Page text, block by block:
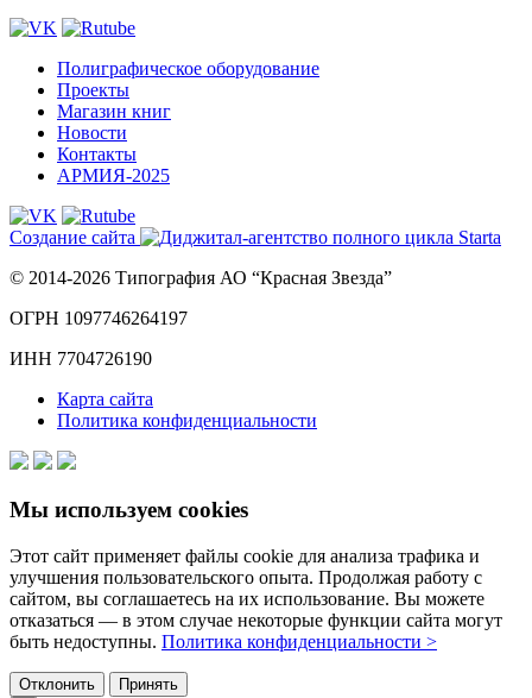
Полиграфическое оборудование
Проекты
Магазин книг
Новости
Контакты
АРМИЯ-2025
Создание сайта
© 2014-2026 Типография АО “Красная Звезда”
ОГРН 1097746264197
ИНН 7704726190
Карта сайта
Политика конфиденциальности
Мы используем cookies
Этот сайт применяет файлы cookie для анализа трафика и
улучшения пользовательского опыта. Продолжая работу с
сайтом, вы соглашаетесь на их использование. Вы можете
отказаться — в этом случае некоторые функции сайта могут
быть недоступны. Политика конфиденциальности >
Отклонить
Принять